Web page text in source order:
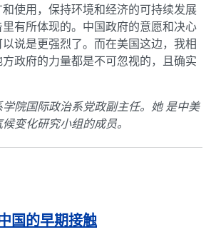
使用，保持环境和经济的可持续发展
里有所体现的。中国政府的意愿和决心
说是更强烈了。 而在美国这边，我相
政府的力量都是不可忽视的，且确实
院国际政治系党政副主任。她 是中美
变化研究小组的成员。
国的早期接触